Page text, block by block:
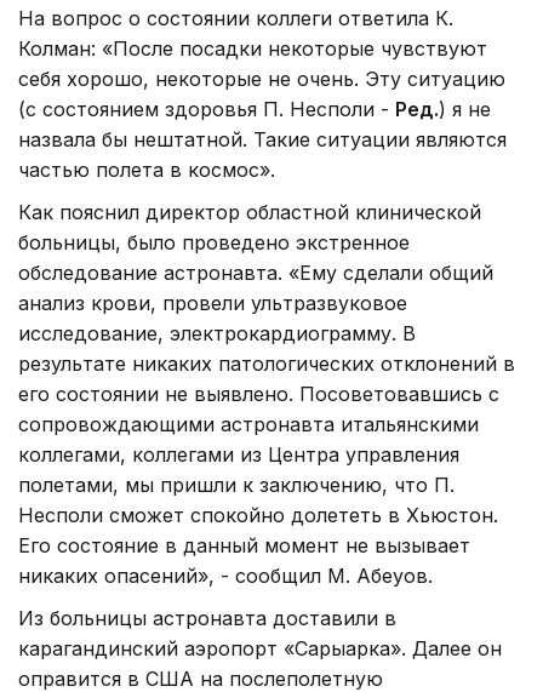
На вопрос о состоянии коллеги ответила К.
Колман: «После посадки некоторые чувствуют
себя хорошо, некоторые не очень. Эту ситуацию
(с состоянием здоровья П. Несполи - Ред.) я не
назвала бы нештатной. Такие ситуации являются
частью полета в космос».
Как пояснил директор областной клинической
больницы, было проведено экстренное
обследование астронавта. «Ему сделали общий
анализ крови, провели ультразвуковое
исследование, электрокардиограмму. В
результате никаких патологических отклонений в
его состоянии не выявлено. Посоветовавшись с
сопровождающими астронавта итальянскими
коллегами, коллегами из Центра управления
полетами, мы пришли к заключению, что П.
Несполи сможет спокойно долететь в Хьюстон.
Его состояние в данный момент не вызывает
никаких опасений», - сообщил М. Абеуов.
Из больницы астронавта доставили в
карагандинский аэропорт «Сарыарка». Далее он
оправится в США на послеполетную